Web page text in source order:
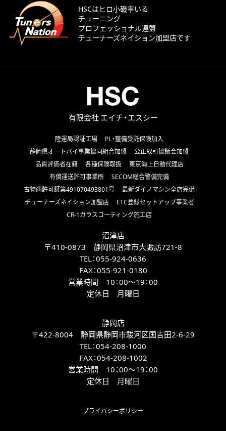
HSCはヒロ小磯率いる
チューニング
プロフェッショナル連盟
チューナーズネイション加盟店です
有限会社 エイチ・エスシー
陸運局認証工場
PL・整備受託保険加入
静岡県オートバイ事業協同組合加盟
公正取引協議会加盟
品質評価者在籍
各種保険取扱
東京海上日動代理店
有償運送許可事業所
SECOM総合警備完備
古物商許可証第491070493801号
最新ダイノマシン全店完備
チューナーズネイション加盟店
ETC登録セットアップ事業者
CR-1ガラスコーティング施工店
沼津店
〒410-0873 静岡県沼津市大諏訪721-8
TEL：055-924-0636
FAX：055-921-0180
営業時間 10：00～19：00
定休日 月曜日
静岡店
〒422-8004 静岡県静岡市駿河区国吉田2-6-29
TEL：054-208-1000
FAX：054-208-1002
営業時間 10：00～19：00
定休日 月曜日
プライバシーポリシー